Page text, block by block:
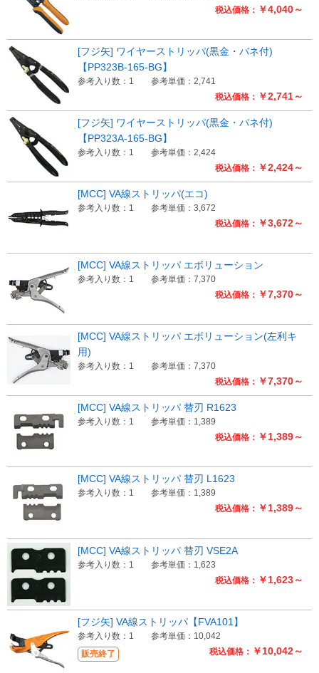
税込価格： ￥4,040～
税込価格： ￥2,741～
[フジ矢] ワイヤーストリッパ(黒金・バネ付)
【PP323B-165-BG】
参考入り数：1 参考単価：2,741
税込価格： ￥2,424～
[フジ矢] ワイヤーストリッパ(黒金・バネ付)
【PP323A-165-BG】
参考入り数：1 参考単価：2,424
税込価格： ￥3,672～
[MCC] VA線ストリッパ(エコ)
参考入り数：1 参考単価：3,672
税込価格： ￥7,370～
[MCC] VA線ストリッパ エボリューション
参考入り数：1 参考単価：7,370
税込価格： ￥7,370～
[MCC] VA線ストリッパ エボリューション(左利キ
用)
参考入り数：1 参考単価：7,370
税込価格： ￥1,389～
[MCC] VA線ストリッパ 替刃 R1623
参考入り数：1 参考単価：1,389
税込価格： ￥1,389～
[MCC] VA線ストリッパ 替刃 L1623
参考入り数：1 参考単価：1,389
税込価格： ￥1,623～
[MCC] VA線ストリッパ 替刃 VSE2A
参考入り数：1 参考単価：1,623
販売終了 税込価格： ￥10,042～
[フジ矢] VA線ストリッパ【FVA101】
参考入り数：1 参考単価：10,042